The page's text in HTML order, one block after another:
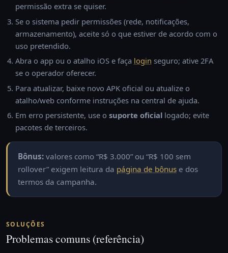
permissão extra se quiser.
Se o sistema pedir permissões (rede, notificações,
armazenamento), aceite só o que estiver de acordo com o
uso pretendido.
Abra o app ou o atalho iOS e faça login seguro; ative 2FA
se o operador oferecer.
Para atualizar, baixe novo APK oficial ou atualize o
atalho/web conforme instruções na central de ajuda.
Em erro persistente, use o suporte oficiallogado; evite
pacotes de terceiros.
Bônus: valores como “R$ 3.000” ou “R$ 100 sem
rollover” exigem leitura da página de bônus e dos
termos da campanha.
SOLUÇÕES
Problemas comuns (referência)